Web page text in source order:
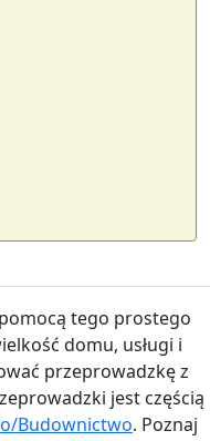
tego prostego
domu, usługi i
przeprowadzkę z
jest częścią
Budownictwo. Poznaj